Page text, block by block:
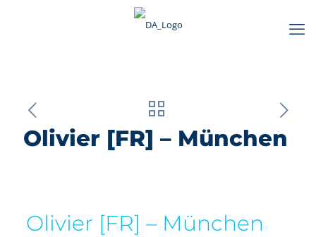
Olivier [FR] – München
Olivier [FR] – München